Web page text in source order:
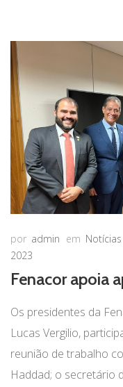
por admin em Notícias
2023
Fenacor apoia
Os presidentes da
Lucas Vergilio,
reunião de trabalho
Haddad; o secretário